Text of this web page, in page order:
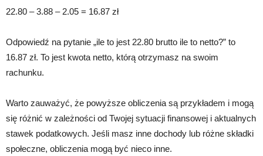
22.80 – 3.88 – 2.05 = 16.87 zł
Odpowiedź na pytanie „ile to jest 22.80 brutto ile to netto?” to
16.87 zł. To jest kwota netto, którą otrzymasz na swoim
rachunku.
Warto zauważyć, że powyższe obliczenia są przykładem i mogą
się różnić w zależności od Twojej sytuacji finansowej i aktualnych
stawek podatkowych. Jeśli masz inne dochody lub różne składki
społeczne, obliczenia mogą być nieco inne.